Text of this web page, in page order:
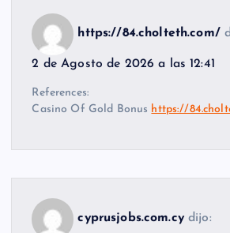
https://84.cholteth.com/
2 de Agosto de 2026 a las 12:41
References:
Casino Of Gold Bonus https://
cyprusjobs.com.cy dijo: